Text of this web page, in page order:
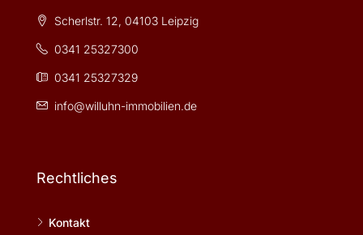
Scherlstr. 12, 04103 Leipzig
0341 25327300
0341 25327329
info@willuhn-immobilien.de
Rechtliches
Kontakt